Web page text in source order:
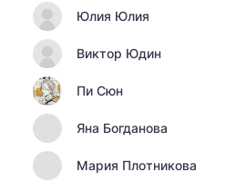
Юлия Юлия
Виктор Юдин
Пи Сюн
Яна Богданова
Мария Плотникова